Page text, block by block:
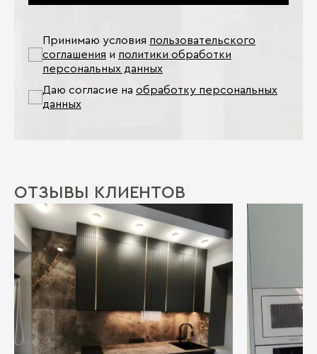
Принимаю условия пользовательского
соглашения и политики обработки
персональных данных
Даю согласие на обработку персональных
данных
ОТЗЫВЫ КЛИЕНТОВ